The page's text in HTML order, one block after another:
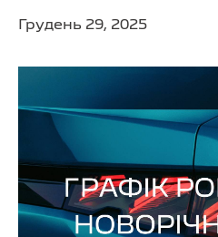
Грудень 29, 2025